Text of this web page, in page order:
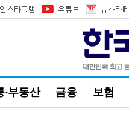
·부동산 금융 보험